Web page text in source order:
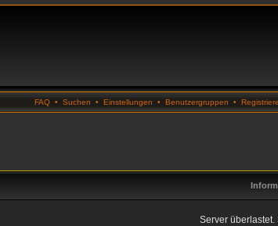
FAQ • Suchen • Einstellungen • Benutzergruppen •
Server